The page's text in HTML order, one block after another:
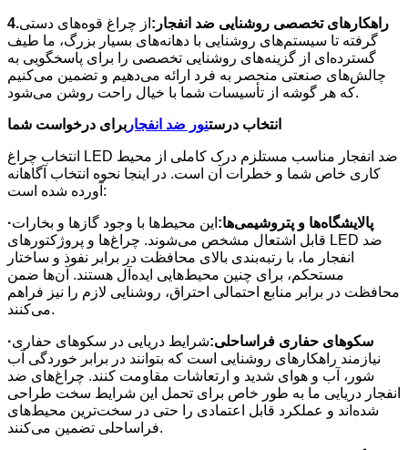
4. راهکارهای تخصصی روشنایی ضد انفجار: از چراغ قوه‌های دستی
گرفته تا سیستم‌های روشنایی با دهانه‌های بسیار بزرگ، ما طیف
گسترده‌ای از گزینه‌های روشنایی تخصصی را برای پاسخگویی به
چالش‌های صنعتی منحصر به فرد ارائه می‌دهیم و تضمین می‌کنیم
که هر گوشه از تأسیسات شما با خیال راحت روشن می‌شود.
انتخاب درستنور ضد انفجار برای درخواست شما
انتخاب چراغ LED ضد انفجار مناسب مستلزم درک کاملی از محیط
کاری خاص شما و خطرات آن است. در اینجا نحوه انتخاب آگاهانه
آورده شده است:
· پالایشگاه‌ها و پتروشیمی‌ها: این محیط‌ها با وجود گازها و بخارات
قابل اشتعال مشخص می‌شوند. چراغ‌ها و پروژکتورهای LED ضد
انفجار ما، با رتبه‌بندی بالای محافظت در برابر نفوذ و ساختار
مستحکم، برای چنین محیط‌هایی ایده‌آل هستند. آن‌ها ضمن
محافظت در برابر منابع احتمالی احتراق، روشنایی لازم را نیز فراهم
می‌کنند.
· سکوهای حفاری فراساحلی:شرایط دریایی در سکوهای حفاری
نیازمند راهکارهای روشنایی است که بتوانند در برابر خوردگی آب
شور، آب و هوای شدید و ارتعاشات مقاومت کنند. چراغ‌های ضد
انفجار دریایی ما به طور خاص برای تحمل این شرایط سخت طراحی
شده‌اند و عملکرد قابل اعتمادی را حتی در سخت‌ترین محیط‌های
فراساحلی تضمین می‌کنند.